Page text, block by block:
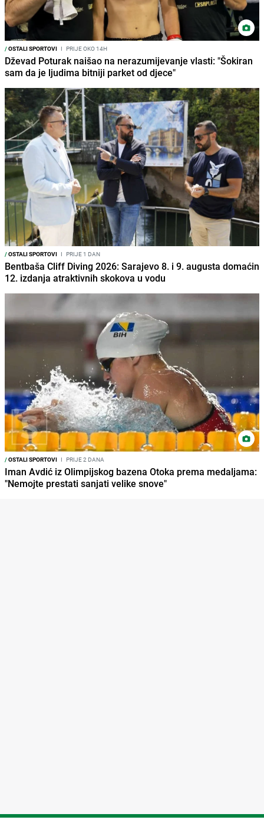
/OSTALI SPORTOVI I PRIJE OKO 14H
Dževad Poturak naišao na nerazumijevanje vlasti: "Šokiran
sam da je ljudima bitniji parket od djece"
/OSTALI SPORTOVI I PRIJE 1 DAN
Bentbaša Cliff Diving 2026: Sarajevo 8. i 9. augusta domaćin
12. izdanja atraktivnih skokova u vodu
/OSTALI SPORTOVI I PRIJE 2 DANA
Iman Avdić iz Olimpijskog bazena Otoka prema medaljama:
"Nemojte prestati sanjati velike snove"